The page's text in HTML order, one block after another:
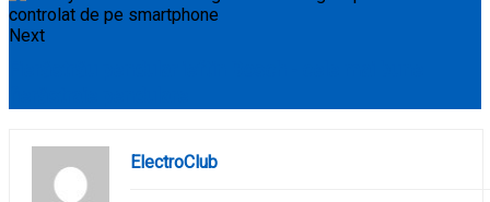
Next
ElectroClub